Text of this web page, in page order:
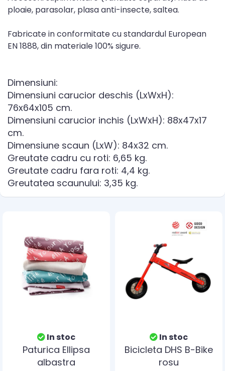
ploaie, parasolar, plasa anti-insecte, saltea.
Fabricate in conformitate cu standardul European
EN 1888, din materiale 100% sigure.
Dimensiuni:
Dimensiuni carucior deschis (LxWxH):
76x64x105 cm.
Dimensiuni carucior inchis (LxWxH): 88x47x17
cm.
Dimensiune scaun (LxW): 84x32 cm.
Greutate cadru cu roti: 6,65 kg.
Greutate cadru fara roti: 4,4 kg.
Greutatea scaunului: 3,35 kg.
In stoc
Paturica Ellipsa
albastra
In stoc
Bicicleta DHS B-Bike
rosu